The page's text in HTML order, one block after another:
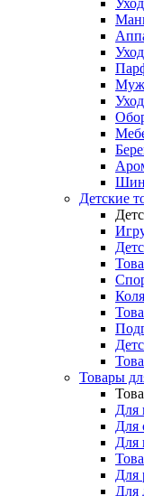
Детские
Товары
Для
Для
Для
Для
Для